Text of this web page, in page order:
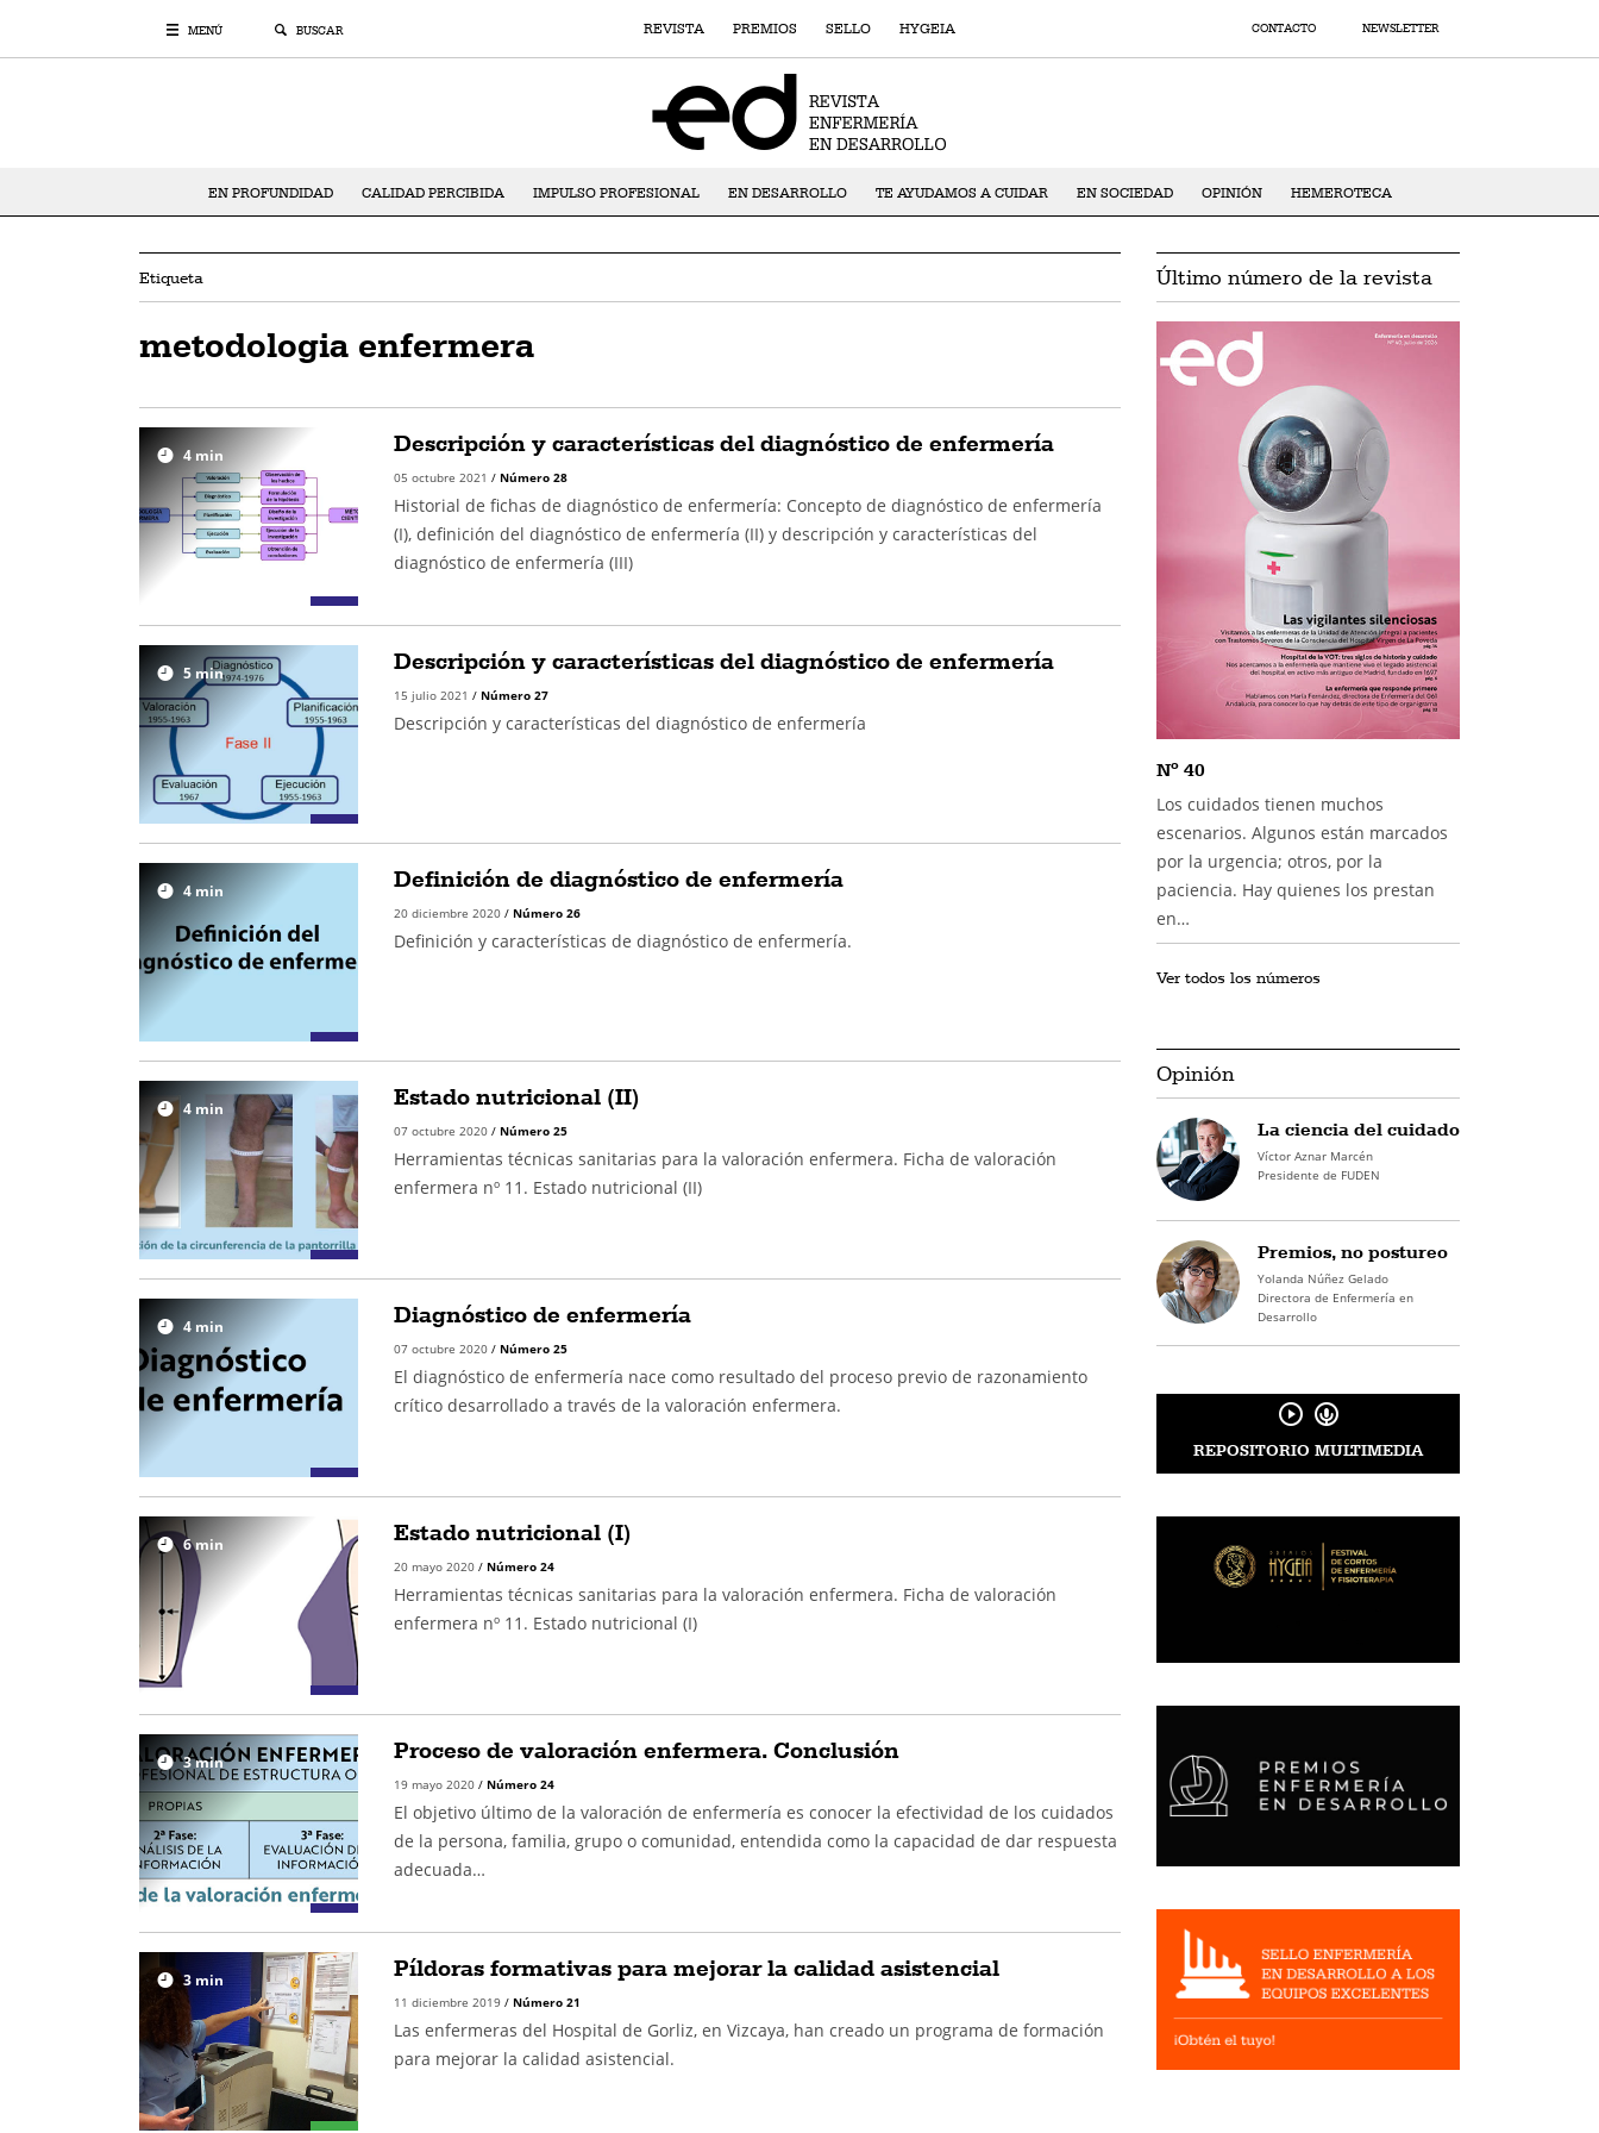
MENÚ BUSCAR REVISTA PREMIOS SELLO HYGEIA CONTACTO NEWSLETTER
EN PROFUNDIDAD CALIDAD PERCIBIDA IMPULSO PROFESIONAL EN DESARROLLO TE AYUDAMOS A CUIDAR EN SOCIEDAD OPINIÓN HEMEROTECA
Etiqueta
metodologia enfermera
4min Descripción y características del diagnóstico de enfermería
05 octubre 2021 / Número 28
Historial de fichas de diagnóstico de enfermería: Concepto de diagnóstico de enfermería
(I), definición del diagnóstico de enfermería (II) y descripción y características del
diagnóstico de enfermería (III)
5min Descripción y características del diagnóstico de enfermería
15 julio 2021 / Número 27
Descripción y características del diagnóstico de enfermería
4min Definición de diagnóstico de enfermería
20 diciembre 2020 / Número 26
Definición y características de diagnóstico de enfermería.
4min Estado nutricional (II)
07 octubre 2020 / Número 25
Herramientas técnicas sanitarias para la valoración enfermera. Ficha de valoración
enfermera nº 11. Estado nutricional (II)
4min Diagnóstico de enfermería
07 octubre 2020 / Número 25
El diagnóstico de enfermería nace como resultado del proceso previo de razonamiento
crítico desarrollado a través de la valoración enfermera.
6min Estado nutricional (I)
20 mayo 2020 / Número 24
Herramientas técnicas sanitarias para la valoración enfermera. Ficha de valoración
enfermera nº 11. Estado nutricional (I)
3min Proceso de valoración enfermera. Conclusión
19 mayo 2020 / Número 24
El objetivo último de la valoración de enfermería es conocer la efectividad de los cuidados
de la persona, familia, grupo o comunidad, entendida como la capacidad de dar respuesta
adecuada…
3 min Píldoras formativas para mejorar la calidad asistencial
11 diciembre 2019 / Número 21
Las enfermeras del Hospital de Gorliz, en Vizcaya, han creado un programa de formación
para mejorar la calidad asistencial.
Último número de la revista
Nº 40
Los cuidados tienen muchos
escenarios. Algunos están marcados
por la urgencia; otros, por la
paciencia. Hay quienes los prestan
en…
Ver todos los números
Opinión
La ciencia del cuidado
Víctor Aznar Marcén
Presidente de FUDEN
Premios, no postureo
Yolanda Núñez Gelado
Directora de Enfermería en
Desarrollo
REPOSITORIO MULTIMEDIA